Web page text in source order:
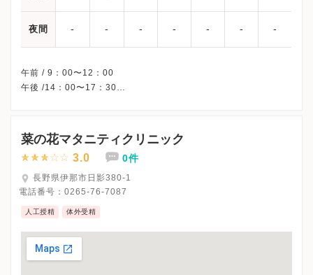
夜間 - - - - - - -
午前 / 9：00〜12：00
午後 /14：00〜17：30
※詳細はクリニックHPを確認、または直接お問い合わせくださ
菜の花マタニティクリニック
3.0 0件
長野県伊那市日影380-1
電話番号： 0265-76-7087
人工授精 体外受精